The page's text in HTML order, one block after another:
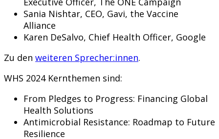
Sania Nishtar, CEO, Gavi, the Vaccine
Alliance
Karen DeSalvo, Chief Health Officer, Google
Zu den weiteren Sprecher:innen.
WHS 2024 Kernthemen sind:
From Pledges to Progress: Financing Global
Health Solutions
Antimicrobial Resistance: Roadmap to Future
Resilience